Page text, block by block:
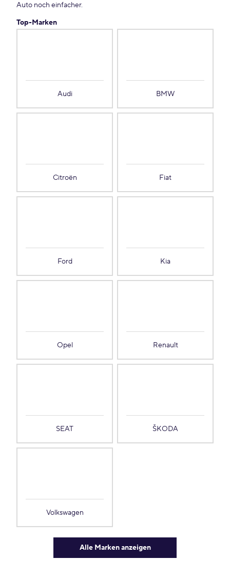
Auto noch einfacher.
Top-Marken
Audi BMW
Citroën Fiat
Ford Kia
Opel Renault
SEAT ŠKODA
Volkswagen
Alle Marken anzeigen